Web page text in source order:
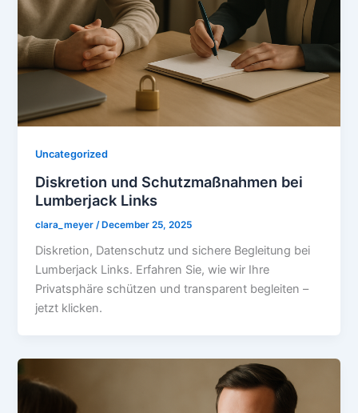
Uncategorized
Diskretion und Schutzmaßnahmen bei
Lumberjack Links
clara_meyer /December 25, 2025
Diskretion, Datenschutz und sichere Begleitung bei
Lumberjack Links. Erfahren Sie, wie wir Ihre
Privatsphäre schützen und transparent begleiten –
jetzt klicken.